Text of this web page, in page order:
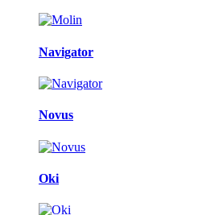
Navigator
Novus
Oki